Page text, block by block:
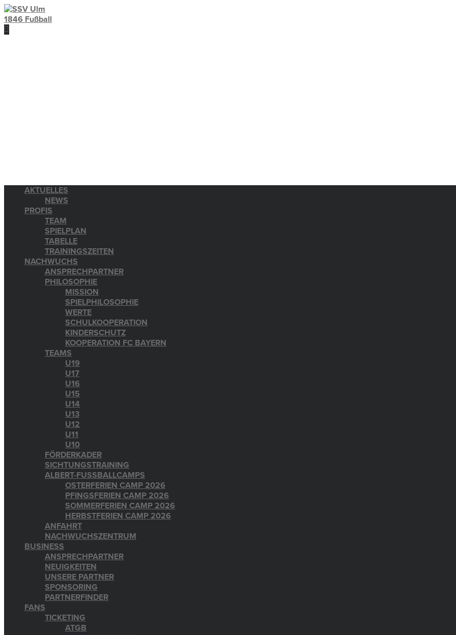
AKTUELLES
NEWS
PROFIS
TEAM
SPIELPLAN
TABELLE
TRAININGSZEITEN
NACHWUCHS
ANSPRECHPARTNER
PHILOSOPHIE
MISSION
SPIELPHILOSOPHIE
WERTE
SCHULKOOPERATION
KINDERSCHUTZ
KOOPERATION FC BAYERN
TEAMS
U19
U17
U16
U15
U14
U13
U12
U11
U10
FÖRDERKADER
SICHTUNGSTRAINING
ALBERT-FUSSBALLCAMPS
OSTERFERIEN CAMP 2026
PFINGSFERIEN CAMP 2026
SOMMERFERIEN CAMP 2026
HERBSTFERIEN CAMP 2026
ANFAHRT
NACHWUCHSZENTRUM
BUSINESS
ANSPRECHPARTNER
NEUIGKEITEN
UNSERE PARTNER
SPONSORING
PARTNERFINDER
FANS
TICKETING
ATGB